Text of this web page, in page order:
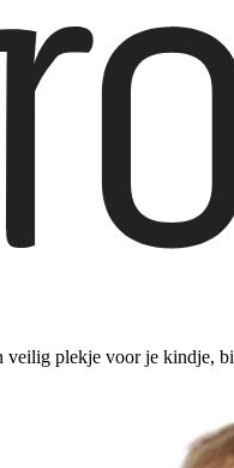
plekje voor je kindje,